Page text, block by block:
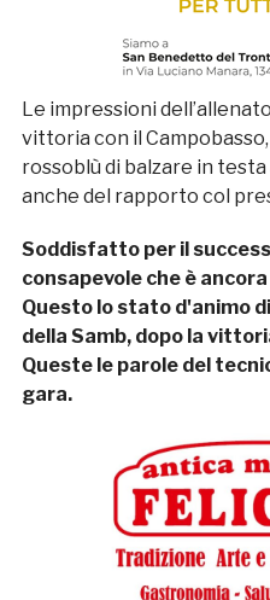
Le impressioni
vittoria con il
rossoblù di balzare in
anche del rapporto col
Soddisfatto per il
consapevole che è
Questo lo stato d'animo
della Samb, dopo la
Queste le parole del
gara.